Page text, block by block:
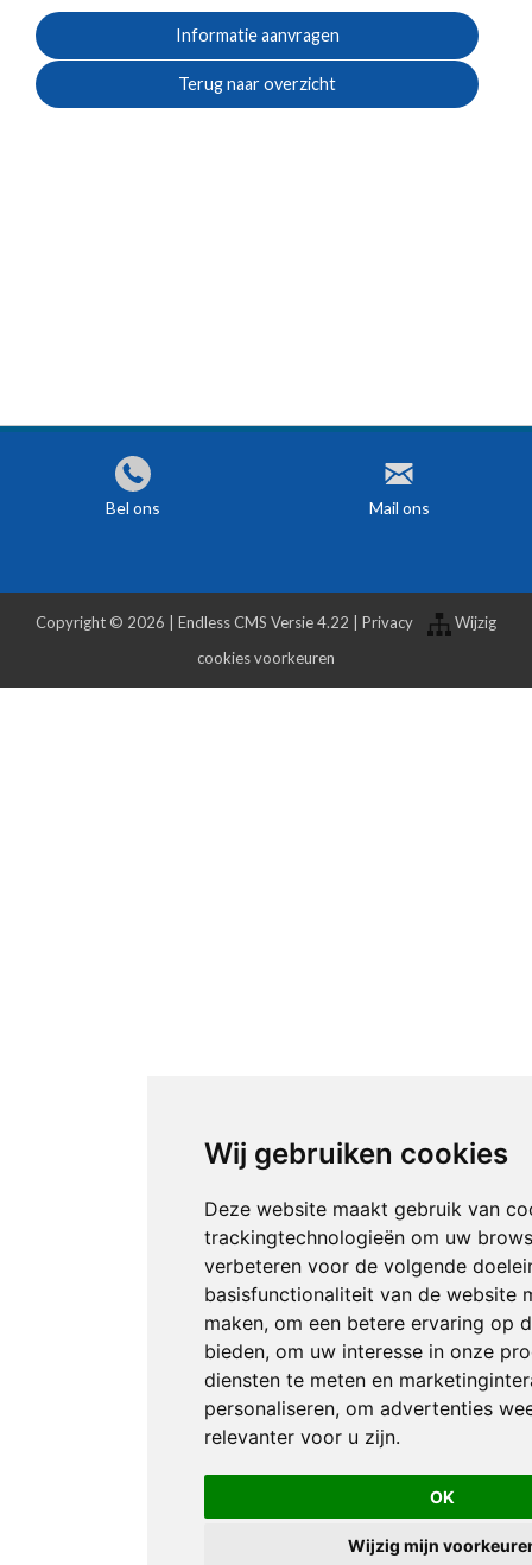
Wij gebruiken cookies
Deze website maakt gebruik van
trackingtechnologieën om uw
verbeteren voor de volgende
basisfunctionaliteit van de website
maken,om een betere ervaring op
bieden,om uw interesse in onze
diensten te meten en
personaliseren,om advertenties
relevanter voor u zijn.
OK
Wijzig mijn
Informatie aanvragen
Terug naar overzicht
Bel ons Mail ons
Copyright © 2026 | Endless CMS Versie 4.22 | Privacy
Wijzig
cookies voorkeuren